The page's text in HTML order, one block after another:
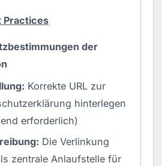
Practices
der
Korrekte URL zur
hinterlegen
erforderlich)
Die Verlinkung
zentrale Anlaufstelle für